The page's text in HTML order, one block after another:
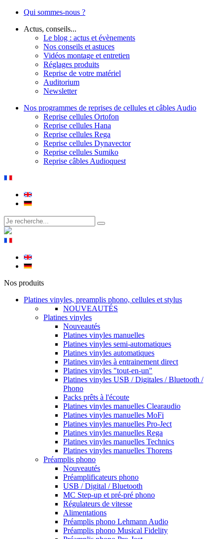
Qui sommes-nous ?
Actus, conseils...
Le blog : actus et évènements
Nos conseils et astuces
Vidéos montage et entretien
Réglages produits
Reprise de votre matériel
Auditorium
Newsletter
Nos programmes de reprises de cellules et câbles Audio
Reprise cellules Ortofon
Reprise cellules Hana
Reprise cellules Rega
Reprise cellules Dynavector
Reprise cellules Sumiko
Reprise câbles Audioquest
Nos produits
Platines vinyles, preamplis phono, cellules et stylus
NOUVEAUTÉS
Platines vinyles
Nouveautés
Platines vinyles manuelles
Platines vinyles semi-automatiques
Platines vinyles automatiques
Platines vinyles à entrainement direct
Platines vinyles "tout-en-un"
Platines vinyles USB / Digitales / Bluetooth /
Phono
Packs prêts à l'écoute
Platines vinyles manuelles Clearaudio
Platines vinyles manuelles MoFi
Platines vinyles manuelles Pro-Ject
Platines vinyles manuelles Rega
Platines vinyles manuelles Technics
Platines vinyles manuelles Thorens
Préamplis phono
Nouveautés
Préamplificateurs phono
USB / Digital / Bluetooth
MC Step-up et pré-pré phono
Régulateurs de vitesse
Alimentations
Préamplis phono Lehmann Audio
Préamplis phono Musical Fidelity